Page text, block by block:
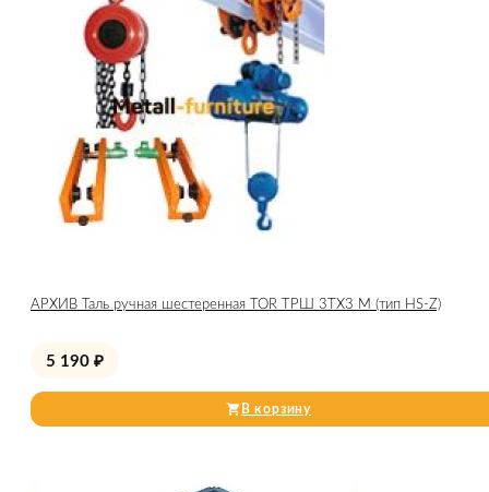
АРХИВ Таль ручная шестеренная TOR ТРШ 3ТХ3 М (тип HS-Z)
5 190 ₽
В корзину